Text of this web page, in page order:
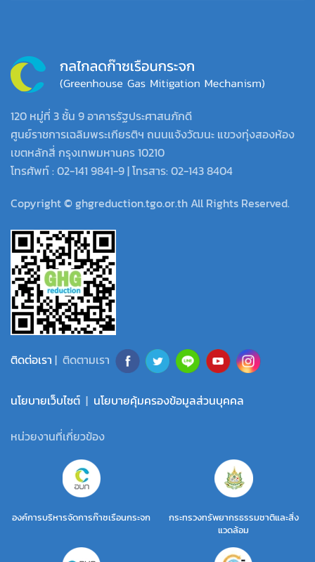
120 หมู่ที่ 3 ชั้น 9 อาคารรัฐประศาสนภักดี
ศูนย์ราชการเฉลิมพระเกียรติฯ ถนนแจ้งวัฒนะ แขวงทุ่งสองห้อง
เขตหลักสี่ กรุงเทพมหานคร 10210
โทรศัพท์ : 02-141 9841-9 | โทรสาร: 02-143 8404
Copyright © ghgreduction.tgo.or.th All Rights Reserved.
ติดต่อเรา | ติดตามเรา
นโยบายเว็บไซต์ | นโยบายคุ้มครองข้อมูลส่วนบุคคล
หน่วยงานที่เกี่ยวข้อง
องค์การบริหารจัดการก๊าซเรือนกระจก
กระทรวงทรัพยากรธรรมชาติและสิ่ง
แวดล้อม